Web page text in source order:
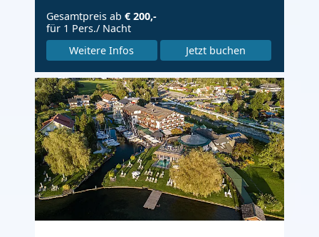
Gesamtpreis ab € 200,-
für 1 Pers./ Nacht
Weitere Infos
Jetzt buchen